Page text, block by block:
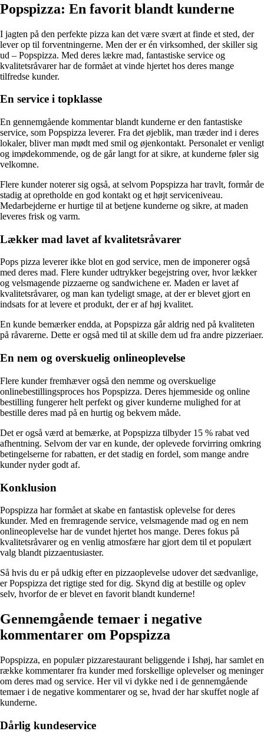
Popspizza: En favorit blandt kunderne
I jagten på den perfekte pizza kan det være svært at finde et sted, der
lever op til forventningerne. Men der er én virksomhed, der skiller sig
ud – Popspizza. Med deres lækre mad, fantastiske service og
kvalitetsråvarer har de formået at vinde hjertet hos deres mange
tilfredse kunder.
En service i topklasse
En gennemgående kommentar blandt kunderne er den fantastiske
service, som Popspizza leverer. Fra det øjeblik, man træder ind i deres
lokaler, bliver man mødt med smil og øjenkontakt. Personalet er venligt
og imødekommende, og de går langt for at sikre, at kunderne føler sig
velkomne.
Flere kunder noterer sig også, at selvom Popspizza har travlt, formår de
stadig at opretholde en god kontakt og et højt serviceniveau.
Medarbejderne er hurtige til at betjene kunderne og sikre, at maden
leveres frisk og varm.
Lækker mad lavet af kvalitetsråvarer
Pops pizza leverer ikke blot en god service, men de imponerer også
med deres mad. Flere kunder udtrykker begejstring over, hvor lækker
og velsmagende pizzaerne og sandwichene er. Maden er lavet af
kvalitetsråvarer, og man kan tydeligt smage, at der er blevet gjort en
indsats for at levere et produkt, der er af høj kvalitet.
En kunde bemærker endda, at Popspizza går aldrig ned på kvaliteten
på råvarerne. Dette er også med til at skille dem ud fra andre pizzeriaer.
En nem og overskuelig onlineoplevelse
Flere kunder fremhæver også den nemme og overskuelige
onlinebestillingsproces hos Popspizza. Deres hjemmeside og online
bestilling fungerer helt perfekt og giver kunderne mulighed for at
bestille deres mad på en hurtig og bekvem måde.
Det er også værd at bemærke, at Popspizza tilbyder 15 % rabat ved
afhentning. Selvom der var en kunde, der oplevede forvirring omkring
betingelserne for rabatten, er det stadig en fordel, som mange andre
kunder nyder godt af.
Konklusion
Popspizza har formået at skabe en fantastisk oplevelse for deres
kunder. Med en fremragende service, velsmagende mad og en nem
onlineoplevelse har de vundet hjertet hos mange. Deres fokus på
kvalitetsråvarer og en venlig atmosfære har gjort dem til et populært
valg blandt pizzaentusiaster.
Så hvis du er på udkig efter en pizzaoplevelse udover det sædvanlige,
er Popspizza det rigtige sted for dig. Skynd dig at bestille og oplev
selv, hvorfor de er blevet en favorit blandt kunderne!
Gennemgående temaer i negative
kommentarer om Popspizza
Popspizza, en populær pizzarestaurant beliggende i Ishøj, har samlet en
række kommentarer fra kunder med forskellige oplevelser og meninger
om deres mad og service. Her vil vi dykke ned i de gennemgående
temaer i de negative kommentarer og se, hvad der har skuffet nogle af
kunderne.
Dårlig kundeservice